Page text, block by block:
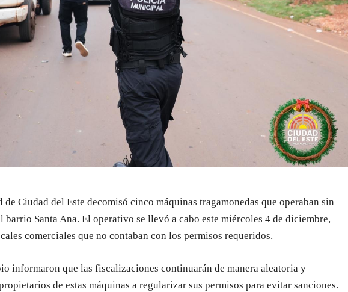
Ciudad del Este decomisó cinco máquinas tragamonedas que operaban sin
barrio Santa Ana. El operativo se llevó a cabo este miércoles 4 de diciembre,
comerciales que no contaban con los permisos requeridos.
informaron que las fiscalizaciones continuarán de manera aleatoria y
de estas máquinas a regularizar sus permisos para evitar sanciones.